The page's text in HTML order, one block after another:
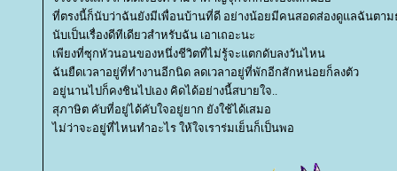
ที่ตรงนี้ก็นับว่าฉันยังมีเพื่อนบ้านที่ดี อย่างน้อยมีคนสอดส่องดูแลฉันตา
นับเป็นเรื่องดีทีเดียวสำหรับฉัน เอาเถอะนะ
เพียงที่ซุกหัวนอนของหนึ่งชีวิตที่ไม่รู้จะแตกดับลงวันไหน
ฉันยืดเวลาอยู่ที่ทำงานอีกนิด ลดเวลาอยู่ที่พักอีกสักหน่อยก็ลงตัว
อยู่นานไปก็คงชินไปเอง คิดได้อย่างนี้สบายใจ..
สุภาษิต คับที่อยู่ได้คับใจอยู่ยาก ยังใช้ได้เสมอ
ไม่ว่าจะอยู่ที่ไหนทำอะไร ให้ใจเราร่มเย็นก็เป็นพอ